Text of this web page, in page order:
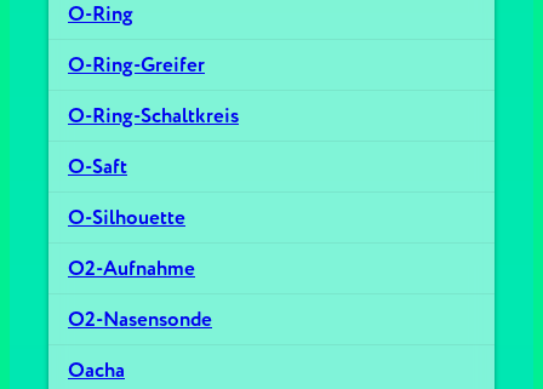
O-Ring
O-Ring-Greifer
O-Ring-Schaltkreis
O-Saft
O-Silhouette
O2-Aufnahme
O2-Nasensonde
Oacha